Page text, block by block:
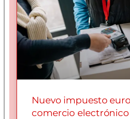
Nuevo impuesto
comercio